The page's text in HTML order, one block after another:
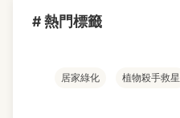
# 熱門標籤
居家綠化 植物殺手救星